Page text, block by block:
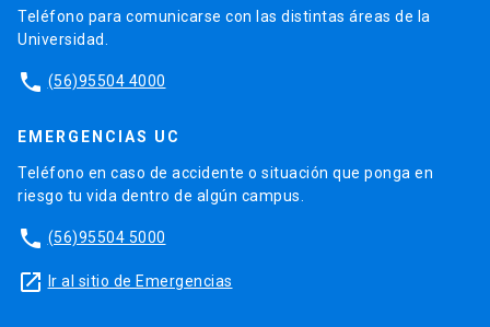
Teléfono para comunicarse con las distintas áreas de la
Universidad.
phone (56)95504 4000
EMERGENCIAS UC
Teléfono en caso de accidente o situación que ponga en
riesgo tu vida dentro de algún campus.
phone (56)95504 5000
launch Ir al sitio de Emergencias